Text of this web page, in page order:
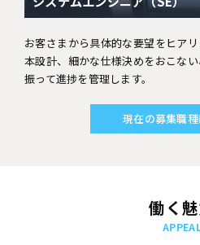
お客さまから具体的な要望をヒア
本設計、細かな仕様決めをおこな
振って進捗を管理します。
現在の募集職
働く